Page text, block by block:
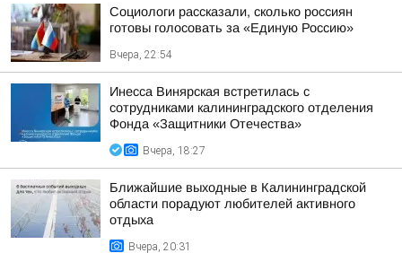
Социологи рассказали, сколько россиян
готовы голосовать за «Единую Россию»
Вчера, 22:54
Инесса Винярская встретилась с
сотрудниками калининградского отделения
Фонда «Защитники Отечества»
Вчера, 18:27
Ближайшие выходные в Калининградской
области порадуют любителей активного
отдыха
Вчера, 20:31